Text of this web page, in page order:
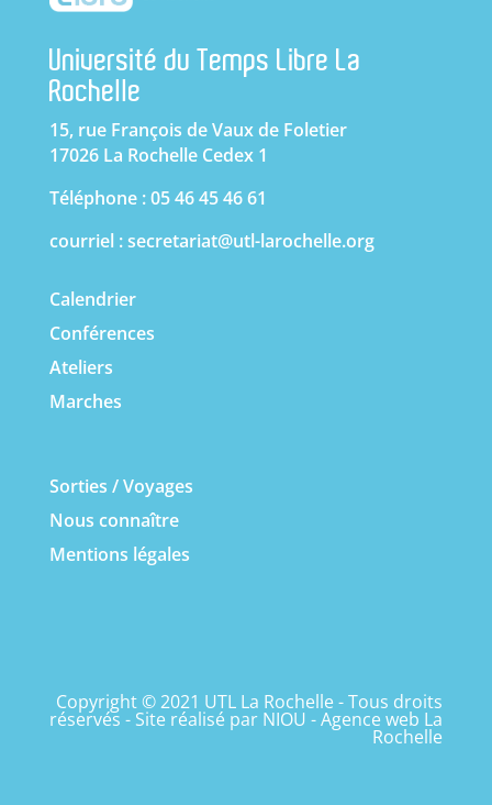
Université du Temps Libre La
Rochelle
15, rue François de Vaux de Foletier
17026 La Rochelle Cedex 1
Téléphone : 05 46 45 46 61
courriel :secretariat@utl-larochelle.org
Calendrier
Conférences
Ateliers
Marches
Sorties / Voyages
Nous connaître
Mentions légales
Copyright © 2021 UTL La Rochelle - Tous droits
réservés - Site réalisé par NIOU - Agence web La
Rochelle